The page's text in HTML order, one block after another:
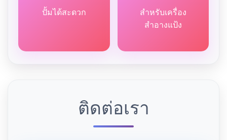
ปั้มได้สะดวก
สำหรับเครื่อง
สำอางแป้ง
ติดต่อเรา